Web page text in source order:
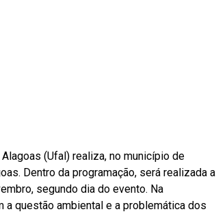
(Ufal) realiza, no município de
Dentro da programação, será realizada a
segundo dia do evento. Na
questão ambiental e a problemática dos